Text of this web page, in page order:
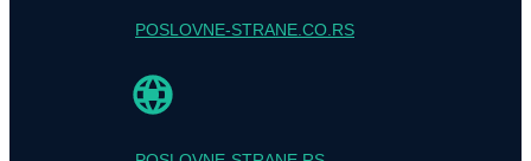
POSLOVNE-STRANE.CO.RS